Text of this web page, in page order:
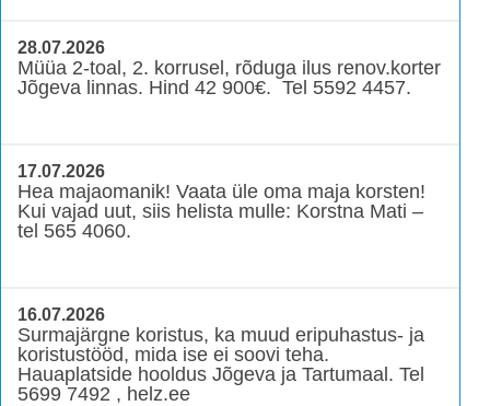
28.07.2026
Müüa 2-toal, 2. korrusel, rõduga ilus renov.korter
Jõgeva linnas. Hind 42 900€. Tel 5592 4457.
17.07.2026
Hea majaomanik! Vaata üle oma maja korsten!
Kui vajad uut, siis helista mulle: Korstna Mati –
tel 565 4060.
16.07.2026
Surmajärgne koristus, ka muud eripuhastus- ja
koristustööd, mida ise ei soovi teha.
Hauaplatside hooldus Jõgeva ja Tartumaal. Tel
5699 7492 , helz.ee